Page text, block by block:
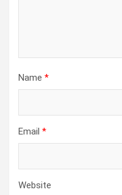
Name *
Email *
Website